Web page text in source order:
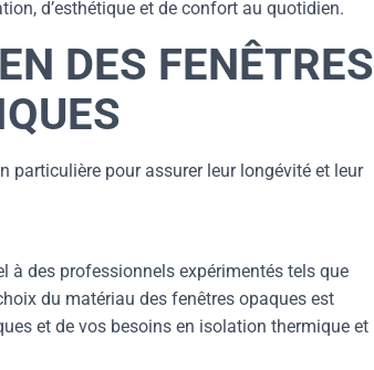
d’esthétique et de confort au quotidien.
DES FENÊTRES
particulière pour assurer leur longévité et leur
à des professionnels expérimentés tels que
du matériau des fenêtres opaques est
et de vos besoins en isolation thermique et